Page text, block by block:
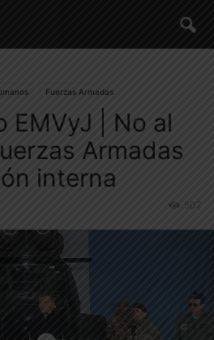
Fuerzas Armadas
EMVyJ | No al
Armadas
interna
507